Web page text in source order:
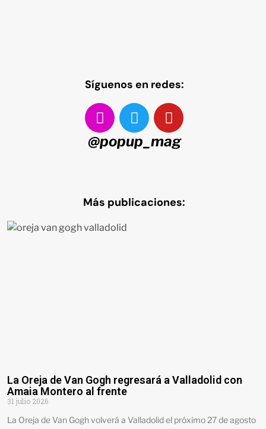
Síguenos en redes:
@popup_mag
Más publicaciones:
La Oreja de Van Gogh regresará a Valladolid con
Amaia Montero al frente
31 julio 2026
La Oreja de Van Gogh volverá a Valladolid el próximo 27 de agosto